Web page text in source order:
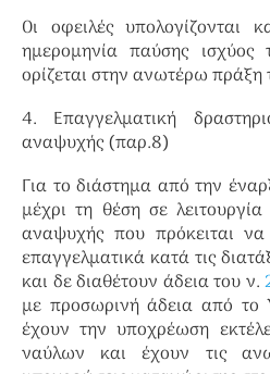
Οι οφειλές υπολογίζονται
ημερομηνία παύσης
ορίζεται στην ανωτέρω
4. Επαγγελματική
αναψυχής (παρ.8)
Για το διάστημα από την
μέχρι τη θέση σε
αναψυχής που πρόκειται
επαγγελματικά κατά τις
και δε διαθέτουν άδεια του ν.
με προσωρινή άδεια από
έχουν την υποχρέωση
ναύλων και έχουν τις